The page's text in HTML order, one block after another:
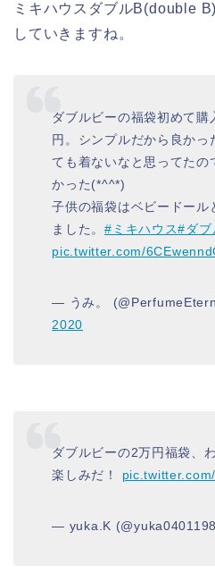
ミキハウスダブルB(double
していきますね。
ダブルビーの福袋初めて
円。シンプルだから良か
ても着ないなと思ってたの
かった(*^^*)
子供の福袋はベビードール
ました。#ミキハウス#ダブ
pic.twitter.com/
— うみ。
2020
ダブルビーの2万円福袋、
楽しみだ！
— yuka.K